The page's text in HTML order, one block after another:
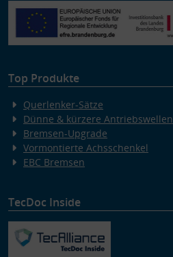
Top Produkte
Querlenker-Sätze
Dünne & kürzere Antriebswellen
Bremsen-Upgrade
Vormontierte Achsschenkel
EBC Bremsen
TecDoc Inside